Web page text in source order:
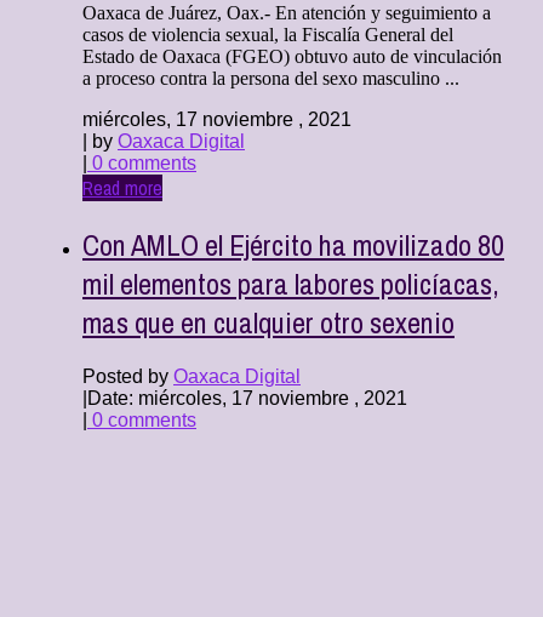
Oaxaca de Juárez, Oax.- En atención y seguimiento a
casos de violencia sexual, la Fiscalía General del
Estado de Oaxaca (FGEO) obtuvo auto de vinculación
a proceso contra la persona del sexo masculino ...
miércoles, 17 noviembre , 2021
| by Oaxaca Digital
0 comments
Read more
Con AMLO el Ejército ha movilizado 80
mil elementos para labores policíacas,
mas que en cualquier otro sexenio
Posted by Oaxaca Digital
Date: miércoles, 17 noviembre , 2021
0 comments